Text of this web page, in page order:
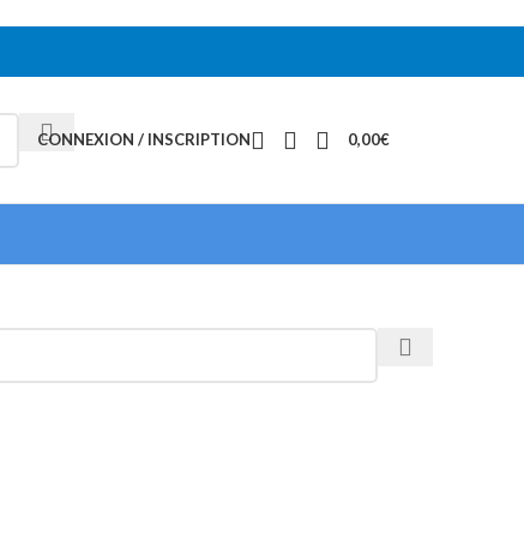
CONNEXION / INSCRIPTION 0,00€